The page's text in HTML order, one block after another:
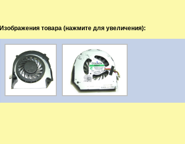
Изображения товара (нажмите для увеличения):